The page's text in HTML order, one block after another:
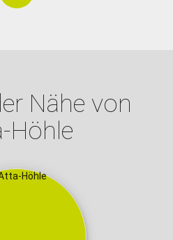
Nähe von
Höhle